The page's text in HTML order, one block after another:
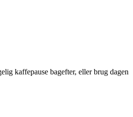
kaffepause bagefter, eller brug dagen